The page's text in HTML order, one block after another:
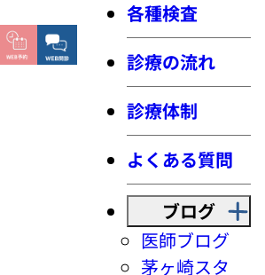
各種検査
診療の流れ
診療体制
よくある質問
ブログ
医師ブログ
茅ヶ崎スタ